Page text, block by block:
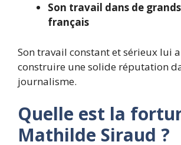
Son travail dans de
français
Son travail constant et sérieux lui
construire une solide réputation
journalisme.
Quelle est la
Mathilde Siraud ?